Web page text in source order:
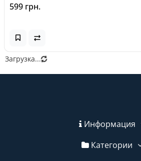
599 грн.
Загрузка...
Информация
Категории